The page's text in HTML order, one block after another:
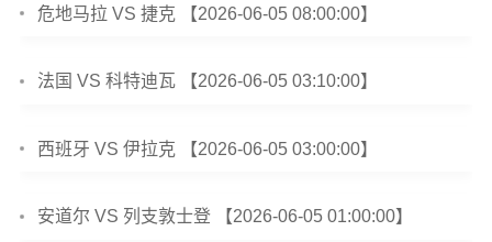
危地马拉 VS 捷克 【2026-06-05 08:00:00】
法国 VS 科特迪瓦 【2026-06-05 03:10:00】
西班牙 VS 伊拉克 【2026-06-05 03:00:00】
安道尔 VS 列支敦士登 【2026-06-05 01:00:00】